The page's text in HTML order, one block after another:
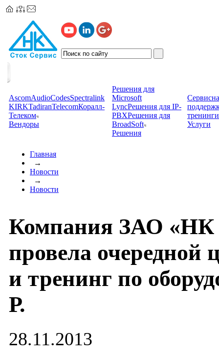
AscomAudioCodesSpectralink
KIRKTadiranTelecomКоралл-
Телеком
Вендоры
Решения для
Microsoft
LyncРешения для IP-
PBXРешения для
BroadSoft
Решения
тренинги
Услуги
Главная
→
Новости
→
Новости
Компания ЗАО «НК
провела очередной
и тренинг по
Р.
28.11.2013